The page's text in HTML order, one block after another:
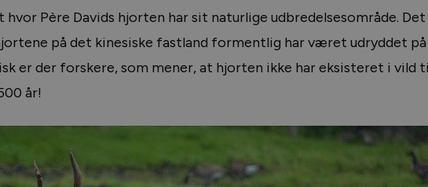
Père Davids hjorten har sit naturlige udbredelsesområde. Det
på det kinesiske fastland formentlig har været udryddet på
er der forskere, som mener, at hjorten ikke har eksisteret i vild
år!